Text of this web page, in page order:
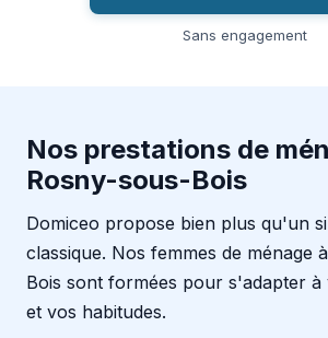
Sans engagement
Nos prestations de
Rosny-sous-Bois
Domiceo propose bien plus qu'un
classique. Nos femmes de ménage
Bois sont formées pour s'adapter
et vos habitudes.